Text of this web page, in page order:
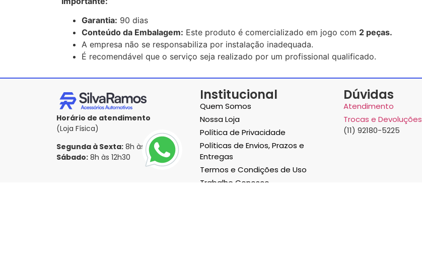
Garantia: 90 dias
Conteúdo da Embalagem: Este produto é comercializado em jogo com 2 peças.
A empresa não se responsabiliza por instalação inadequada.
É recomendável que o serviço seja realizado por um profissional qualificado.
Horário de atendimento
(Loja Física)
Segunda à Sexta: 8h às 17h30
Sábado: 8h às 12h30
Institucional
Quem Somos
Nossa Loja
Política de Privacidade
Políticas de Envios, Prazos e
Entregas
Termos e Condições de Uso
Trabalhe Conosco
Dúvidas
Atendimento
Trocas e Devoluções
(11) 92180-5225